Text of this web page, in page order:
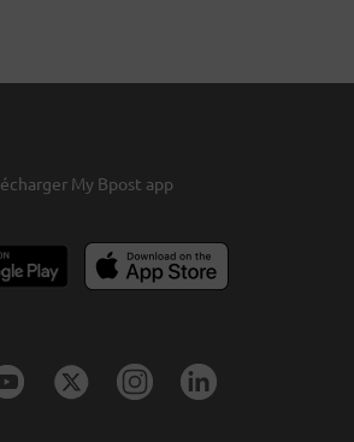
My Bpost app